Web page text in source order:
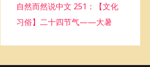
自然而然说中文 251：【文化
习俗】二十四节气——大暑